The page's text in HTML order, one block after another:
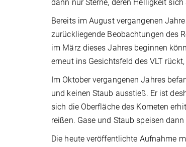
dann nur Sterne, deren Helligkeit
Bereits im August vergangenen
zurückliegende Beobachtungen des
im März dieses Jahres beginnen
erneut ins Gesichtsfeld des VLT
Im Oktober vergangenen Jahres
und keinen Staub ausstieß. Er ist
sich die Oberfläche des Kometen
reißen. Gase und Staub speisen
Die heute veröffentlichte Aufnahme